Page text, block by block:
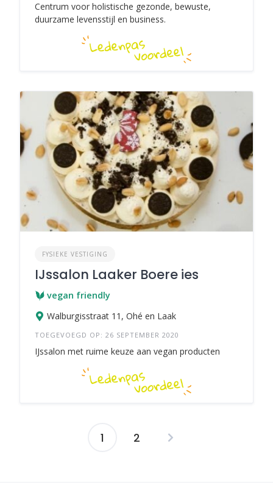
Centrum voor holistische gezonde, bewuste,
duurzame levensstijl en business.
FYSIEKE VESTIGING
IJssalon Laaker Boere ies
vegan friendly
Walburgisstraat 11, Ohé en Laak
TOEGEVOEGD OP: 26 SEPTEMBER 2020
IJssalon met ruime keuze aan vegan producten
Berichten
1 2